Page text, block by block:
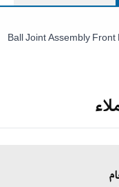
Ball Joint Assembly